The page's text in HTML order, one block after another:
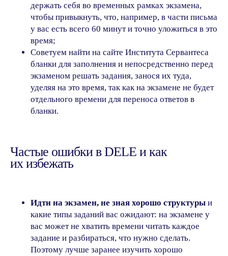
держать себя во временных рамках экзамена,
чтобы привыкнуть, что, например, в части письма
у вас есть всего 60 минут и точно уложиться в это
время;
Советуем найти на сайте Института Сервантеса
бланки для заполнения и непосредственно перед
экзаменом решать задания, занося их туда,
уделяя на это время, так как на экзамене не будет
отдельного времени для переноса ответов в
бланки.
Частые ошибки в DELE и как
их избежать
Идти на экзамен, не зная хорошо структуры и
какие типы заданий вас ожидают: на экзамене у
вас может не хватить времени читать каждое
задание и разбираться, что нужно сделать.
Поэтому лучше заранее изучить хорошо
Записаться
на консультацию